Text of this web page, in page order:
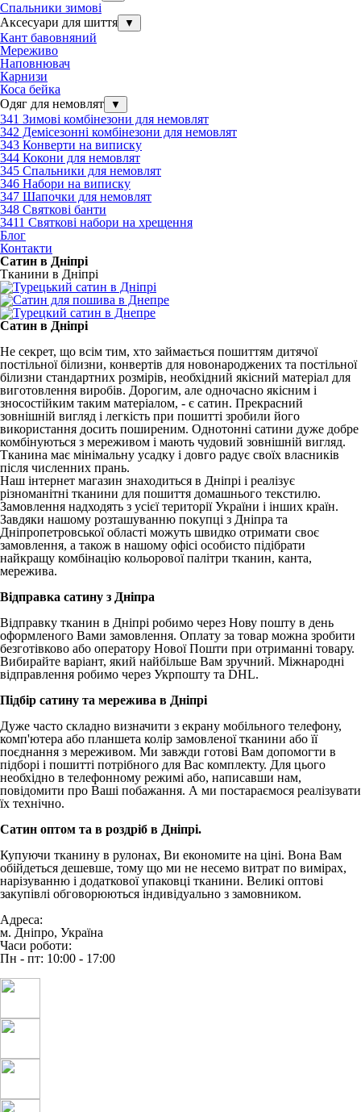
Спальники зимові
Аксесуари для шиття
▼
Кант бавовняний
Мереживо
Наповнювач
Карнизи
Коса бейка
Одяг для немовлят
▼
341 Зимові комбінезони для немовлят
342 Демісезонні комбінезони для немовлят
343 Конверти на виписку
344 Кокони для немовлят
345 Спальники для немовлят
346 Набори на виписку
347 Шапочки для немовлят
348 Святкові банти
3411 Святкові набори на хрещення
Блог
Контакти
Сатин в Дніпрі
Тканини в Дніпрі
Сатин в Дніпрі
Не секрет, що всім тим, хто займається пошиттям дитячої
постільної білизни, конвертів для новонароджених та постільної
білизни стандартних розмірів, необхідний якісний матеріал для
виготовлення виробів. Дорогим, але одночасно якісним і
зносостійким таким матеріалом, - є сатин. Прекрасний
зовнішній вигляд і легкість при пошитті зробили його
використання досить поширеним. Однотонні сатини дуже добре
комбінуються з мереживом і мають чудовий зовнішній вигляд.
Тканина має мінімальну усадку і довго радує своїх власників
після численних прань.
Наш інтернет магазин знаходиться в Дніпрі і реалізує
різноманітні тканини для пошиття домашнього текстилю.
Замовлення надходять з усієї території України і інших країн.
Завдяки нашому розташуванню покупці з Дніпра та
Дніпропетровської області можуть швидко отримати своє
замовлення, а також в нашому офісі особисто підібрати
найкращу комбінацію кольорової палітри тканин, канта,
мережива.
Відправка сатину з Дніпра
Відправку тканин в Дніпрі робимо через Нову пошту в день
оформленого Вами замовлення. Оплату за товар можна зробити
безготівково або оператору Нової Пошти при отриманні товару.
Вибирайте варіант, який найбільше Вам зручний. Міжнародні
відправлення робимо через Укрпошту та DHL.
Підбір сатину та мережива в Дніпрі
Дуже часто складно визначити з екрану мобільного телефону,
комп'ютера або планшета колір замовленої тканини або її
поєднання з мереживом. Ми завжди готові Вам допомогти в
підборі і пошитті потрібного для Вас комплекту. Для цього
необхідно в телефонному режимі або, написавши нам,
повідомити про Ваші побажання. А ми постараємося реалізувати
їх технічно.
Сатин оптом та в роздріб в Дніпрі.
Купуючи тканину в рулонах, Ви економите на ціні. Вона Вам
обійдеться дешевше, тому що ми не несемо витрат по вимірах,
нарізуванню і додаткової упаковці тканини. Великі оптові
закупівлі обговорюються індивідуально з замовником.
Адреса:
м. Дніпро, Україна
Часи роботи:
Пн - пт: 10:00 - 17:00